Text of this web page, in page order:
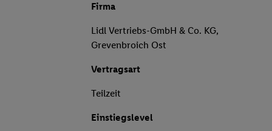
Firma
Lidl Vertriebs-GmbH & Co. KG,
Grevenbroich Ost
Vertragsart
Teilzeit
Einstiegslevel